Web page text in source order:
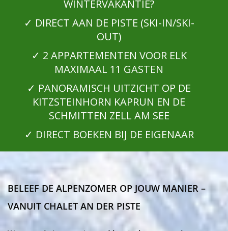
WINTERVAKANTIE?
✓ DIRECT AAN DE PISTE (SKI-IN/SKI-
OUT)
✓ 2 APPARTEMENTEN VOOR ELK
MAXIMAAL 11 GASTEN
✓ PANORAMISCH UITZICHT OP DE
KITZSTEINHORN KAPRUN EN DE
SCHMITTEN ZELL AM SEE
✓ DIRECT BOEKEN BIJ DE EIGENAAR
BELEEF DE ALPENZOMER OP JOUW MANIER –
VANUIT CHALET AN DER PISTE